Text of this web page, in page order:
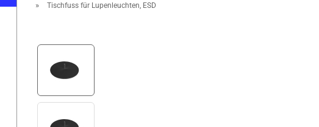
» Tischfuss für Lupenleuchten, ESD